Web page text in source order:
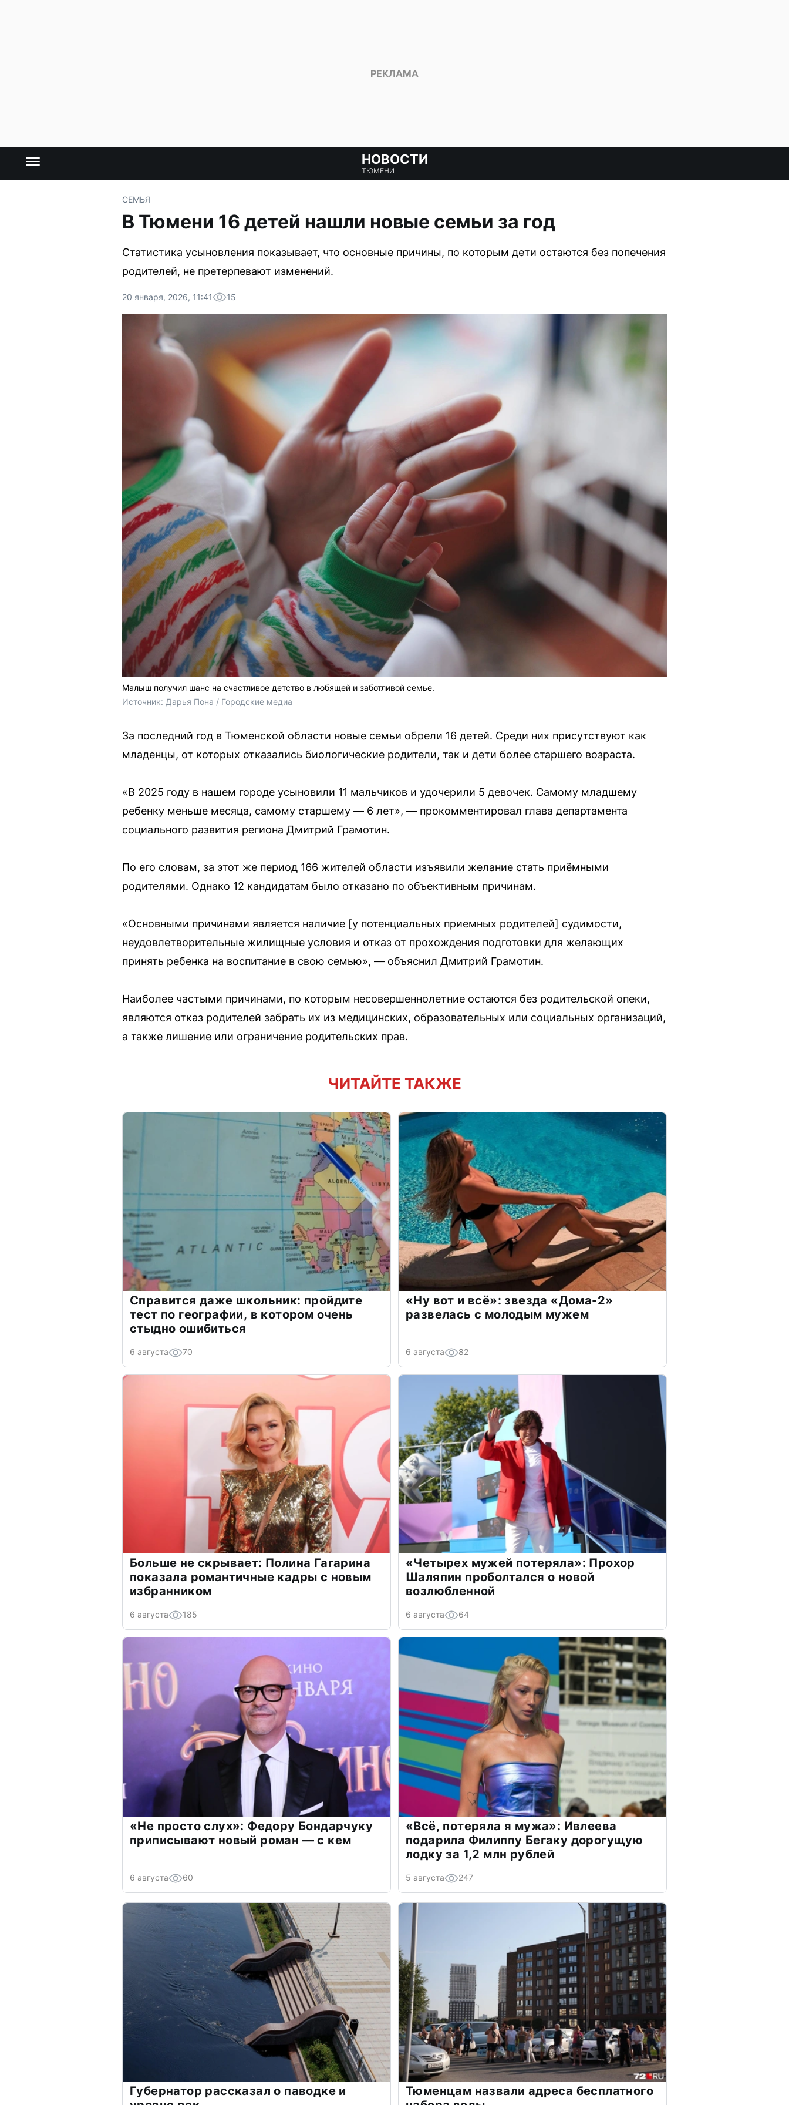
НОВОСТИ
ТЮМЕНИ
СЕМЬЯ
В Тюмени 16 детей нашли новые семьи за год
Статистика усыновления показывает, что основные причины, по которым дети остаются без попечения
родителей, не претерпевают изменений.
20 января, 2026, 11:41 15
Малыш получил шанс на счастливое детство в любящей и заботливой семье.
Источник: Дарья Пона / Городские медиа
За последний год в Тюменской области новые семьи обрели 16 детей. Среди них присутствуют как
младенцы, от которых отказались биологические родители, так и дети более старшего возраста.
«В 2025 году в нашем городе усыновили 11 мальчиков и удочерили 5 девочек. Самому младшему
ребенку меньше месяца, самому старшему — 6 лет», — прокомментировал глава департамента
социального развития региона Дмитрий Грамотин.
По его словам, за этот же период 166 жителей области изъявили желание стать приёмными
родителями. Однако 12 кандидатам было отказано по объективным причинам.
«Основными причинами является наличие [у потенциальных приемных родителей] судимости,
неудовлетворительные жилищные условия и отказ от прохождения подготовки для желающих
принять ребенка на воспитание в свою семью», — объяснил Дмитрий Грамотин.
Наиболее частыми причинами, по которым несовершеннолетние остаются без родительской опеки,
являются отказ родителей забрать их из медицинских, образовательных или социальных организаций,
а также лишение или ограничение родительских прав.
ЧИТАЙТЕ ТАКЖЕ
Справится даже школьник: пройдите
тест по географии, в котором очень
стыдно ошибиться
6 августа 70
«Ну вот и всё»: звезда «Дома-2»
развелась с молодым мужем
6 августа 82
Больше не скрывает: Полина Гагарина
показала романтичные кадры с новым
избранником
6 августа 185
«Четырех мужей потеряла»: Прохор
Шаляпин проболтался о новой
возлюбленной
6 августа 64
«Не просто слух»: Федору Бондарчуку
приписывают новый роман — с кем
6 августа 60
«Всё, потеряла я мужа»: Ивлеева
подарила Филиппу Бегаку дорогущую
лодку за 1,2 млн рублей
5 августа 247
Губернатор рассказал о паводке и
Тюменцам назвали адреса бесплатного